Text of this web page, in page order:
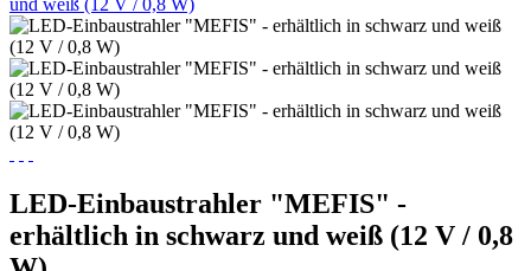
LED-Einbaustrahler "MEFIS" -
erhältlich in schwarz und weiß (12 V / 0,8